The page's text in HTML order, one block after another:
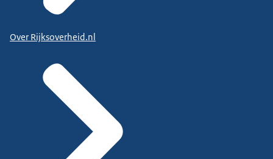
Over Rijksoverheid.nl